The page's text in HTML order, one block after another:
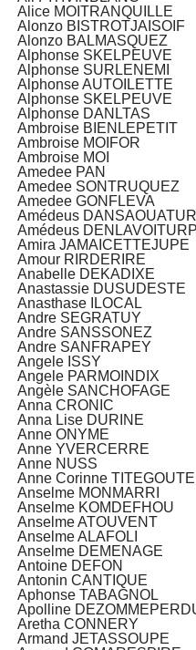
Alice MOITRANQUILLE
Alonzo BISTROTJAISOIF
Alonzo BALMASQUEZ
Alphonse SKELPEUVE
Alphonse SURLENEMI
Alphonse AUTOILETTE
Alphonse SKELPEUVE
Alphonse DANLTAS
Ambroise BIENLEPETIT
Ambroise MOIFOR
Ambroise MOI
Amedee PAN
Amedee SONTRUQUEZ
Amedee GONFLEVA
Amédeus
Amédeus
Amira JAMAICETTEJUPE
Amour RIRDERIRE
Anabelle DEKADIXE
Anastassie DUSUDESTE
Anasthase ILOCAL
Andre SEGRATUY
Andre SANSSONEZ
Andre SANFRAPEY
Angele ISSY
Angele PARMOINDIX
Angèle SANCHOFAGE
Anna CRONIC
Anna Lise DURINE
Anne ONYME
Anne YVERCERRE
Anne NUSS
Anne Corinne TITEGOUTE
Anselme MONMARRI
Anselme KOMDEFHOU
Anselme ATOUVENT
Anselme ALAFOLI
Anselme DEMENAGE
Antoine DEFON
Antonin CANTIQUE
Aphonse TABAGNOL
Apolline
Aretha CONNERY
Armand JETASSOUPE